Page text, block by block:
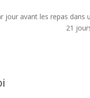
jour avant les repas dans
21